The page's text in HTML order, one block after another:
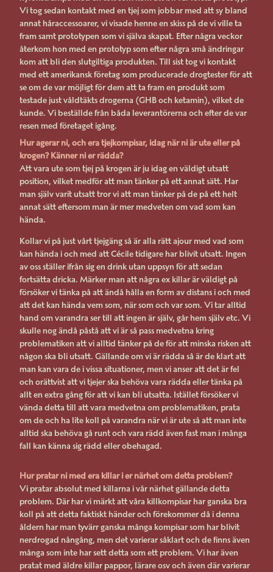
Vi tog sedan kontakt med en tjej som jobbar med att sy bland
annat håraccessoarer, vi visade henne en skiss på de vi ville ta
fram samt prototypen som vi själva skapat. Efter några veckor
återkom hon med en prototyp som efter några små ändringar
kom att bli den slutgiltiga produkten. Till sist tog vi kontakt
med ett amerikansk företag som producerade drogtester för att
se om de var möjligt för dem att ta fram en produkt som
testade just våldtäkts drogerna (GHB och ketamin), vilket de
kunde. Vi beställde från båda leverantörerna och efter de var
resen med företaget igång.
Hur agerar ni, och era tjejkompisar, idag när ni är ute eller på
krogen? Känner ni er rädda?
Att vara ute som tjej på krogen är ju idag en väldigt utsatt
position, vilket medför att man tänker på ett annat sätt. Har
man själv varit utsatt tror vi att man tänker på de på ett helt
annat sätt eftersom man är mer medveten om vad som kan
hända.
Kollar vi på just vårt tjejgäng så är alla rätt ajour med vad som
kan hända i och med att Cécile tidigare har blivit utsatt. Ingen
av oss ställer ifrån sig en drink utan uppsyn för att sedan
fortsätta dricka. Märker man att några ex killar är väldigt på
försöker vi tänka på att ändå hålla en form av distans i och med
att det kan hända vem som, när som och var som. Vi tar alltid
hand om varandra ser till att ingen är själv, går hem själv etc. Vi
skulle nog ändå påstå att vi är så pass medvetna kring
problematiken att vi alltid tänker på de för att minska risken att
någon ska bli utsatt. Gällande om vi är rädda så är de klart att
man kan vara de i vissa situationer, men vi anser att det är fel
och orättvist att vi tjejer ska behöva vara rädda eller tänka på
allt en extra gång för att vi kan bli utsatta. Istället försöker vi
vända detta till att vara medvetna om problematiken, prata
om de och ha lite koll på varandra när vi är ute så att man inte
alltid ska behöva gå runt och vara rädd även fast man i många
fall kan känna sig rädd eller obehagad.
Hur pratar ni med era killar i er närhet om detta problem?
Vi pratar absolut med killarna i vår närhet gällande detta
problem. Där har vi märkt att våra killkompisar har ganska bra
koll på att detta faktiskt händer och förekommer då i denna
åldern har man tyvärr ganska många kompisar som har blivit
nerdrogad nångång, men det varierar såklart och de finns även
många som inte har sett detta som ett problem. Vi har även
pratat med äldre killar pappor, lärare osv och även där varierar